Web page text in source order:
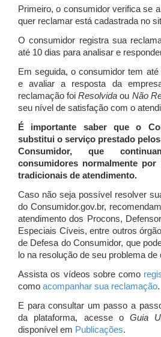
Primeiro, o consumidor verifica se
quer reclamar está cadastrada no
O consumidor registra sua
até 10 dias para analisar e
Em seguida, o consumidor tem
e avaliar a resposta da
reclamação foiResolvida ou Não
seu nível de satisfação com o
É importante saber que o
substitui o serviço prestado
Consumidor, que
consumidores normalmente
tradicionais de atendimento.
Caso não seja possível resolver
do Consumidor.gov.br,
atendimento dos Procons,
Especiais Cíveis, entre outros
de Defesa do Consumidor, que
lo na resolução de seu problema de
Assista os vídeos sobre como
como acompanhar sua reclamação.
E para consultar um passo a
da plataforma, acesse oGuia
disponível em Publicações.